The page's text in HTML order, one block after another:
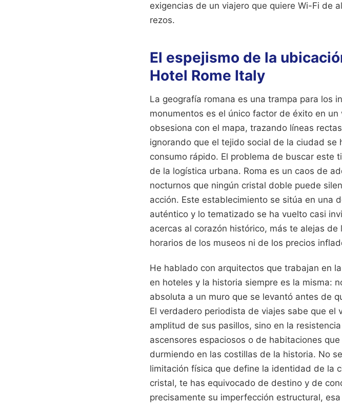
exigencias de un viajero que quiere Wi-Fi de
rezos.
El espejismo de la
Hotel Rome Italy
La geografía romana es una trampa para los
monumentos es el único factor de éxito en
obsesiona con el mapa, trazando líneas
ignorando que el tejido social de la ciudad
consumo rápido. El problema de buscar este
de la logística urbana. Roma es un caos de
nocturnos que ningún cristal doble puede
acción. Este establecimiento se sitúa en una
auténtico y lo tematizado se ha vuelto casi
acercas al corazón histórico, más te alejas
horarios de los museos ni de los precios
He hablado con arquitectos que trabajan en
en hoteles y la historia siempre es la misma:
absoluta a un muro que se levantó antes de
El verdadero periodista de viajes sabe que
amplitud de sus pasillos, sino en la
ascensores espaciosos o de habitaciones
durmiendo en las costillas de la historia. No
limitación física que define la identidad de la
cristal, te has equivocado de destino y de
precisamente su imperfección estructural,